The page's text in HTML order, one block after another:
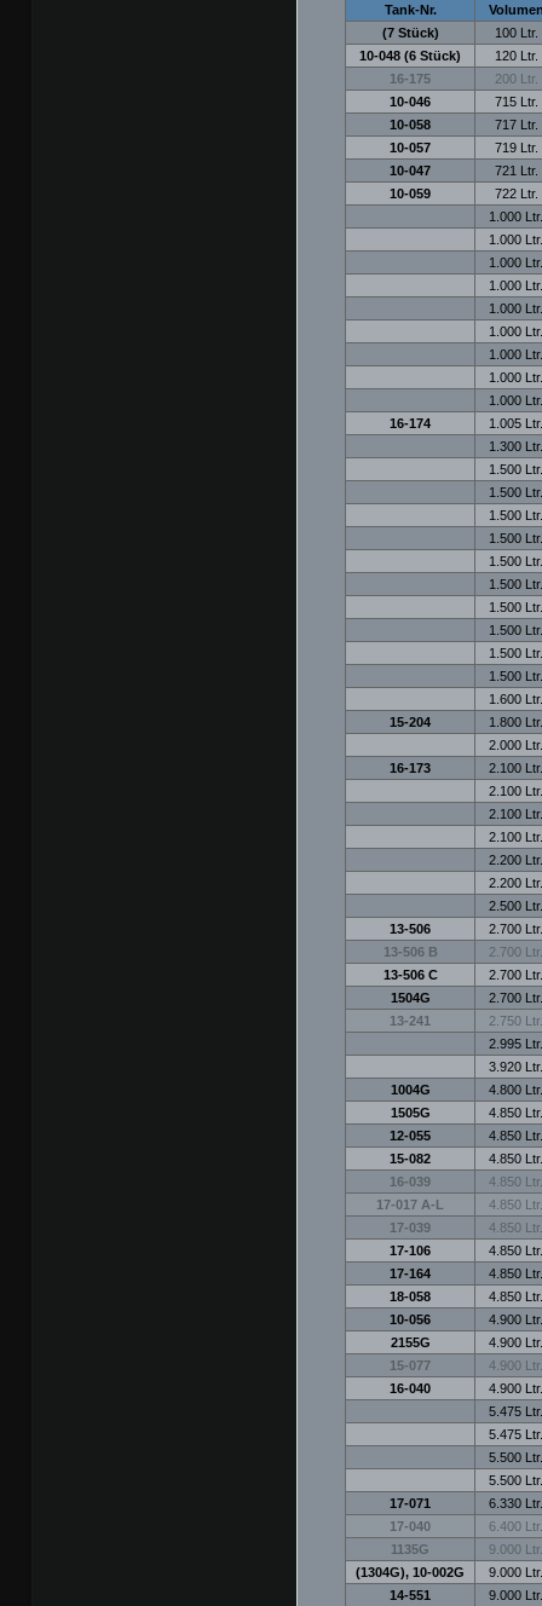
Tank-Nr.
(7 Stück)
100 Ltr.
10-048 (6 Stück)
120 Ltr.
16-175
200 Ltr.
10-046
715 Ltr.
10-058
717 Ltr.
10-057
719 Ltr.
10-047
721 Ltr.
10-059
722 Ltr.
1.000 Ltr.
1.000 Ltr.
1.000 Ltr.
1.000 Ltr.
1.000 Ltr.
1.000 Ltr.
1.000 Ltr.
1.000 Ltr.
1.000 Ltr.
16-174
1.005 Ltr.
1.300 Ltr.
1.500 Ltr.
1.500 Ltr.
1.500 Ltr.
1.500 Ltr.
1.500 Ltr.
1.500 Ltr.
1.500 Ltr.
1.500 Ltr.
1.500 Ltr.
1.500 Ltr.
1.600 Ltr.
15-204
1.800 Ltr.
2.000 Ltr.
16-173
2.100 Ltr.
2.100 Ltr.
2.100 Ltr.
2.100 Ltr.
2.200 Ltr.
2.200 Ltr.
2.500 Ltr.
13-506
2.700 Ltr.
13-506 B
2.700 Ltr.
13-506 C
2.700 Ltr.
1504G
2.700 Ltr.
13-241
2.750 Ltr.
2.995 Ltr.
3.920 Ltr.
1004G
4.800 Ltr.
1505G
4.850 Ltr.
12-055
4.850 Ltr.
15-082
4.850 Ltr.
16-039
4.850 Ltr.
17-017 A-L
4.850 Ltr.
17-039
4.850 Ltr.
17-106
4.850 Ltr.
17-164
4.850 Ltr.
18-058
4.850 Ltr.
10-056
4.900 Ltr.
2155G
4.900 Ltr.
15-077
4.900 Ltr.
16-040
4.900 Ltr.
5.475 Ltr.
5.475 Ltr.
5.500 Ltr.
5.500 Ltr.
17-071
6.330 Ltr.
17-040
6.400 Ltr.
1135G
9.000 Ltr.
(1304G), 10-002G
9.000 Ltr.
14-551
9.000 Ltr.